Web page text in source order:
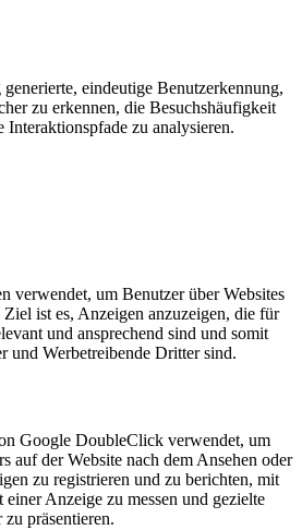
eindeutige Benutzerkennung,
zu erkennen, die Besuchshäufigkeit
Interaktionspfade zu analysieren.
verwendet, um Benutzer über Websites
ist es, Anzeigen anzuzeigen, die für
und ansprechend sind und somit
und Werbetreibende Dritter sind.
Google DoubleClick verwendet, um
auf der Website nach dem Ansehen oder
zu registrieren und zu berichten, mit
Anzeige zu messen und gezielte
präsentieren.